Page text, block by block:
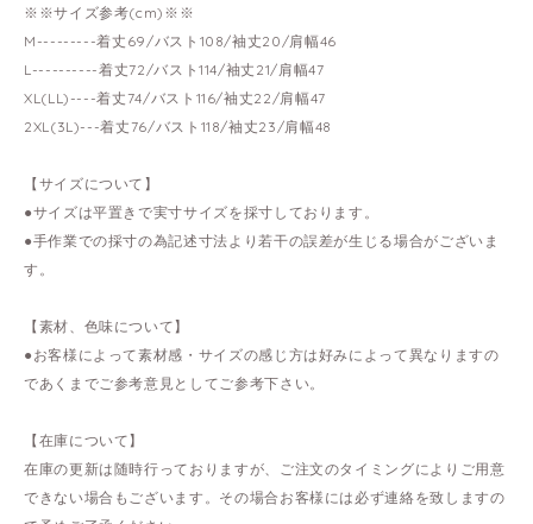
※※サイズ参考(cm)※※
M---------着丈69/バスト108/袖丈20/肩幅46
L----------着丈72/バスト114/袖丈21/肩幅47
XL(LL)----着丈74/バスト116/袖丈22/肩幅47
2XL(3L)---着丈76/バスト118/袖丈23/肩幅48
【サイズについて】
●サイズは平置きで実寸サイズを採寸しております。
●手作業での採寸の為記述寸法より若干の誤差が生じる場合がございま
す。
【素材、色味について】
●お客様によって素材感・サイズの感じ方は好みによって異なりますの
であくまでご参考意見としてご参考下さい。
【在庫について】
在庫の更新は随時行っておりますが、ご注文のタイミングによりご用意
できない場合もございます。その場合お客様には必ず連絡を致しますの